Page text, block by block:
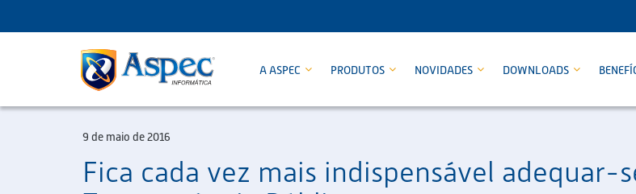
A ASPEC PRODUTOS NOVIDADES DOWNLOADS
9 de maio de 2016
Fica cada vez mais indispensável adequar-